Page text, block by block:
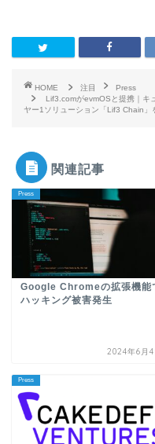
HOME 注目
Press
Lif3.comがevmOSと提携｜キ
ヤー1ソリューション「Lif3 Chain」
関連記事
Press
Google Chromeの拡張機能
ハッキング被害発生
2024年6月4
Press